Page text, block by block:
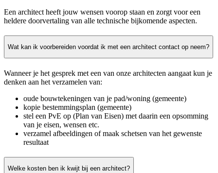
Een architect heeft jouw wensen voorop staan en zorgt voor een
heldere doorvertaling van alle technische bijkomende aspecten.
Wat kan ik voorbereiden voordat ik met een architect contact op neem?
Wanneer je het gesprek met een van onze architecten aangaat kun je
denken aan het verzamelen van:
oude bouwtekeningen van je pad/woning (gemeente)
kopie bestemmingsplan (gemeente)
stel een PvE op (Plan van Eisen) met daarin een opsomming
van je eisen, wensen etc.
verzamel afbeeldingen of maak schetsen van het gewenste
resultaat
Welke kosten ben ik kwijt bij een architect?